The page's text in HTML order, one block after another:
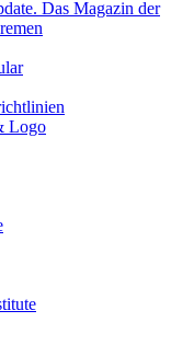
Das Magazin der
Logo